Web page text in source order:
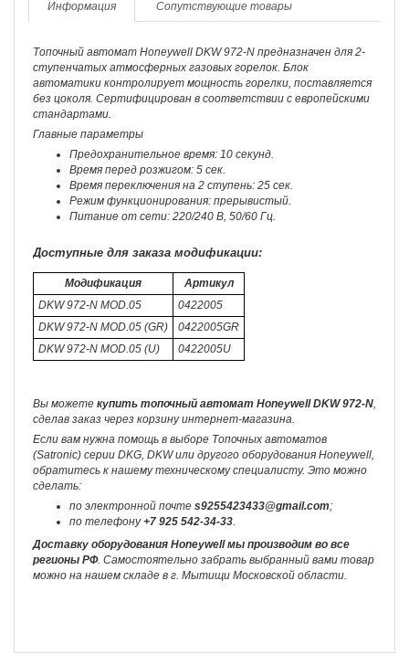
Информация Сопутствующие товары
Топочный автомат Honeywell DKW 972-N предназначен для 2-
ступенчатых атмосферных газовых горелок. Блок
автоматики контролирует мощность горелки, поставляется
без цоколя. Сертифицирован в соответствии с европейскими
стандартами.
Главные параметры
Предохранительное время: 10 секунд.
Время перед розжигом: 5 сек.
Время переключения на 2 ступень: 25 сек.
Режим функционирования: прерывистый.
Питание от сети: 220/240 В, 50/60 Гц.
Доступные для заказа модификации:
Модификация
Артикул
DKW 972-N MOD.05
0422005
DKW 972-N MOD.05 (GR)
0422005GR
DKW 972-N MOD.05 (U)
0422005U
Вы можете купить топочный автомат Honeywell DKW 972-N
сделав заказ через корзину интернет-магазина.
Если вам нужна помощь в выборе Топочных автоматов
(Satronic) серии DKG, DKW или другого оборудования Honeywell,
обратитесь к нашему техническому специалисту. Это можно
сделать:
по электронной почте s9255423433@gmail.com;
по телефону+7 925 542-34-33
Доставку оборудования Honeywell мы производим во все
регионы РФ. Самостоятельно забрать выбранный вами товар
можно на нашем складе в г. Мытищи Московской области.